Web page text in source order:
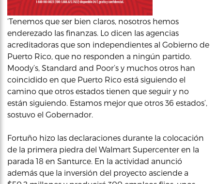
‘Tenemos que ser bien claros, nosotros hemos
enderezado las finanzas. Lo dicen las agencias
acreditadoras que son independientes al Gobierno de
Puerto Rico, que no responden a ningún partido.
Moody’s, Standard and Poor’s y muchos otros han
coincidido en que Puerto Rico está siguiendo el
camino que otros estados tienen que seguir y no
están siguiendo. Estamos mejor que otros 36 estados’,
sostuvo el Gobernador.
Fortuño hizo las declaraciones durante la colocación
de la primera piedra del Walmart Supercenter en la
parada 18 en Santurce. En la actividad anunció
además que la inversión del proyecto asciende a